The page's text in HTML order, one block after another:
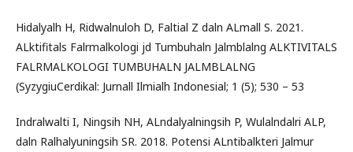
Hidalyalh H, Ridwalnuloh D, Faltial Z daln ALmall S. 2021.
ALktifitals Falrmalkologi jd Tumbuhaln Jalmblalng ALKTIVITALS
FALRMALKOLOGI TUMBUHALN JALMBLALNG
(SyzygiuCerdikal: Jurnall Ilmialh Indonesial; 1 (5); 530 – 53
Indralwalti I, Ningsih NH, ALndalyalningsih P, Wulalndalri ALP,
daln Ralhalyuningsih SR. 2018. Potensi ALntibalkteri Jalmur